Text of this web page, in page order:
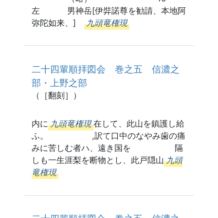
左 男神岳[伊弉諾尊を勧請、本地阿
弥陀如来、] 九頭竜権現
二十四輩順拝図会 巻之五 信濃之
部・上野之部
（［翻刻］）
内に 九頭竜権現 在して、此山を鎮護し給
ふ。 ,訳て口中のなやみ歯の痛
みに苦しむ者ハ、遠き国を 隔
しも一生涯梨を断物とし、此戸隠山 九頭
竜権現